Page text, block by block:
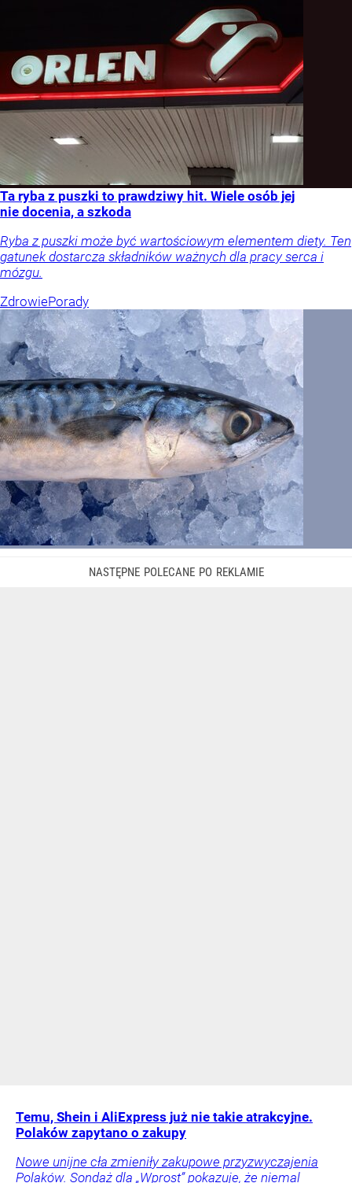
Ta ryba z puszki to prawdziwy hit. Wiele osób jej
nie docenia, a szkoda
Ryba z puszki może być wartościowym elementem diety. Ten
gatunek dostarcza składników ważnych dla pracy serca i
mózgu.
ZdrowiePorady
Temu, Shein i AliExpress już nie takie atrakcyjne.
Polaków zapytano o zakupy
Nowe unijne cła zmieniły zakupowe przyzwyczajenia
Polaków. Sondaż dla „Wprost” pokazuje, że niemal